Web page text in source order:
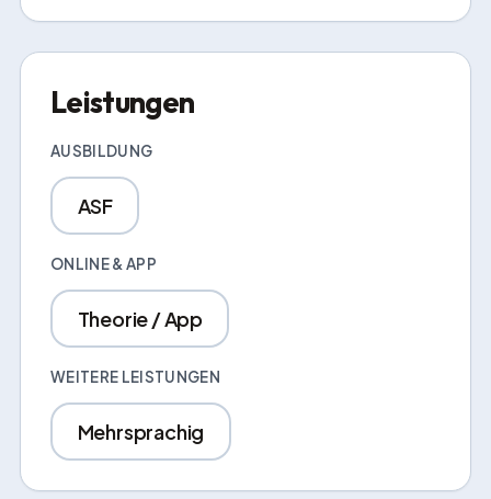
Leistungen
AUSBILDUNG
ASF
ONLINE & APP
Theorie / App
WEITERE LEISTUNGEN
Mehrsprachig